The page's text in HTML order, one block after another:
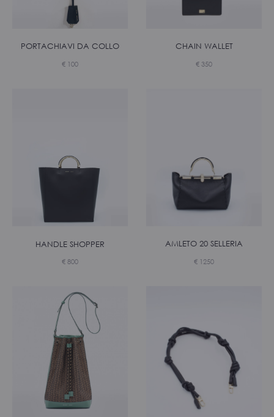
PORTACHIAVI DA COLLO
€ 100
CHAIN WALLET
€ 350
HANDLE SHOPPER
€ 800
AMLETO 20 SELLERIA
€ 1250